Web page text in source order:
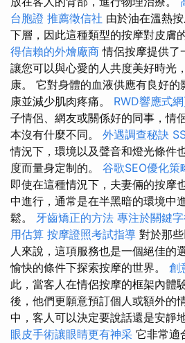
台胞證 推薦徵信社 由於油在溫熱
下層，因此這種類型的按摩對皮膚
得信賴的外燴廠商 情侶按摩提供了
讓您可以與心愛的人共度美好時光
康。 它對身體的血液供應有良好的
康並減少肌肉疼痛。 RWD響應式
子情侶、網友或關係好的同事，情
本沒有什麼不同。 外遇調查秘訣
情況下，環境以及聲音和燈光條件
度而量身定制的。 谷歌SEO優化策
即使在這種情況下，夫妻倆的按摩
中進行，通常是在半黑暗的環境中
鬆。 牙齒矯正的方法 專注於關鍵
用估算 按摩證照考試指導 對於那
人來說，這項服務也是一個絕佳的
愉快的條件下探索按摩的世界。 創
此，當客人在情侶按摩的框架內體
後，他們更願意預訂個人或額外的
中，客人可以決定要說話還是安靜
眼皮手術讓眼睛更有神采 它非常適